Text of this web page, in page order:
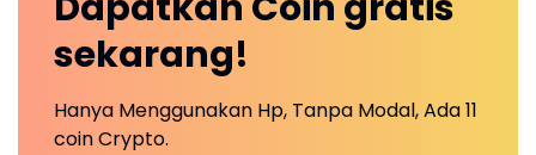
sekarang!
Hanya Menggunakan Hp, Tanpa Modal, Ada 11
coin Crypto.